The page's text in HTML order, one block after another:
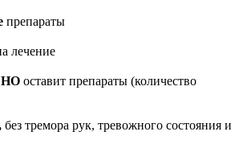
препараты
лечение
оставит препараты (количество
без тремора рук, тревожного состояния и